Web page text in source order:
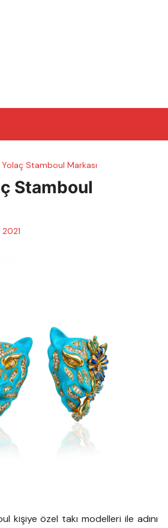
Stamboul Markası
Stamboul
2021
kişiye özel takı modelleri ile adını